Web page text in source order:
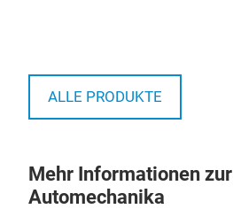
ALLE PRODUKTE
Mehr Informationen zur
Automechanika